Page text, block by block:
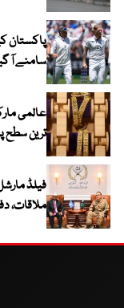
سامنے آ
ترین سطح
فیلڈ
ملاقات،